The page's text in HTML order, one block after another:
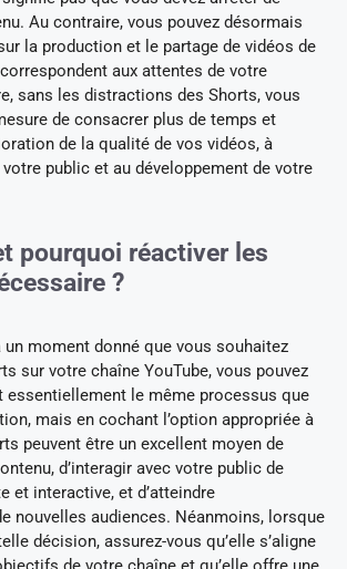
Au contraire, vous pouvez désormais
la production et le partage de vidéos de
aux attentes de votre
sans les distractions des Shorts, vous
de consacrer plus de temps et
de la qualité de vos vidéos, à
votre public et au développement de votre
pourquoi réactiver les
?
un moment donné que vous souhaitez
sur votre chaîne YouTube, vous pouvez
essentiellement le même processus que
mais en cochant l’option appropriée à
peuvent être un excellent moyen de
d’interagir avec votre public de
et interactive, et d’atteindre
nouvelles audiences. Néanmoins, lorsque
décision, assurez-vous qu’elle s’aligne